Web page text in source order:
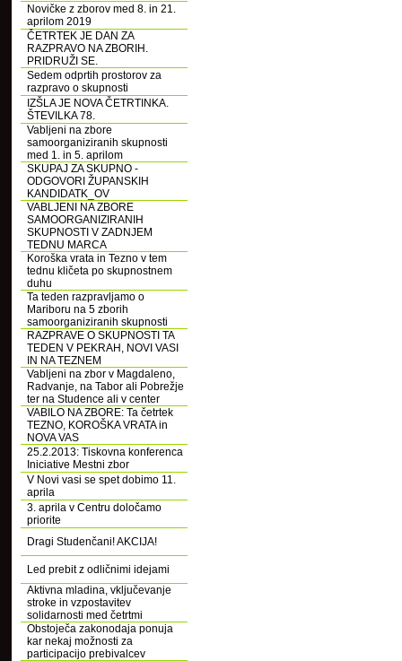
Novičke z zborov med 8. in 21.
aprilom 2019
ČETRTEK JE DAN ZA
RAZPRAVO NA ZBORIH.
PRIDRUŽI SE.
Sedem odprtih prostorov za
razpravo o skupnosti
IZŠLA JE NOVA ČETRTINKA.
ŠTEVILKA 78.
Vabljeni na zbore
samoorganiziranih skupnosti
med 1. in 5. aprilom
SKUPAJ ZA SKUPNO -
ODGOVORI ŽUPANSKIH
KANDIDATK_OV
VABLJENI NA ZBORE
SAMOORGANIZIRANIH
SKUPNOSTI V ZADNJEM
TEDNU MARCA
Koroška vrata in Tezno v tem
tednu kličeta po skupnostnem
duhu
Ta teden razpravljamo o
Mariboru na 5 zborih
samoorganiziranih skupnosti
RAZPRAVE O SKUPNOSTI TA
TEDEN V PEKRAH, NOVI VASI
IN NA TEZNEM
Vabljeni na zbor v Magdaleno,
Radvanje, na Tabor ali Pobrežje
ter na Studence ali v center
VABILO NA ZBORE: Ta četrtek
TEZNO, KOROŠKA VRATA in
NOVA VAS
25.2.2013: Tiskovna konferenca
Iniciative Mestni zbor
V Novi vasi se spet dobimo 11.
aprila
3. aprila v Centru določamo
priorite
Dragi Studenčani! AKCIJA!
Led prebit z odličnimi idejami
Aktivna mladina, vključevanje
stroke in vzpostavitev
solidarnosti med četrtmi
Obstoječa zakonodaja ponuja
kar nekaj možnosti za
participacijo prebivalcev